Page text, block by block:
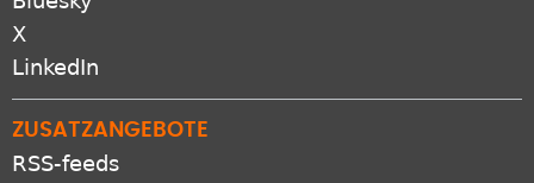
X
LinkedIn
ZUSATZANGEBOTE
RSS-feeds